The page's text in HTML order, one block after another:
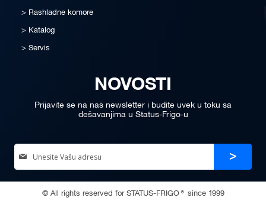
Rashladne komore
Katalog
Servis
NOVOSTI
Prijavite se na naš newsletter i budite uvek u toku sa
dešavanjima u Status-Frigo-u
Up
Newsletter:
Prijava
© All rights reserved for STATUS-FRIGO® since 1999